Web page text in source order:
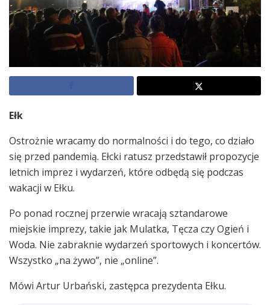
Ełk
Ostrożnie wracamy do normalności i do tego, co działo
się przed pandemią. Ełcki ratusz przedstawił propozycje
letnich imprez i wydarzeń, które odbędą się podczas
wakacji w Ełku.
Po ponad rocznej przerwie wracają sztandarowe
miejskie imprezy, takie jak Mulatka, Tęcza czy Ogień i
Woda. Nie zabraknie wydarzeń sportowych i koncertów.
Wszystko „na żywo”, nie „online”.
Mówi Artur Urbański, zastępca prezydenta Ełku.